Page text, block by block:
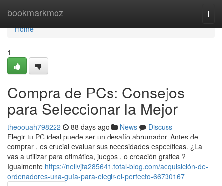
bookmarkmoz
Home
Home
1
Compra de PCs: Consejos
para Seleccionar la Mejor
theoouah798222 88 days ago News
Discuss
Elegir tu PC ideal puede ser un desafío abrumador. Antes de
comprar , es crucial evaluar sus necesidades específicas. ¿La
vas a utilizar para ofimática, juegos , o creación gráfica ?
Igualmente https://nellvjfa285641.total-blog.com/adquisición-de-
ordenadores-una-guía-para-elegir-el-perfecto-66730167